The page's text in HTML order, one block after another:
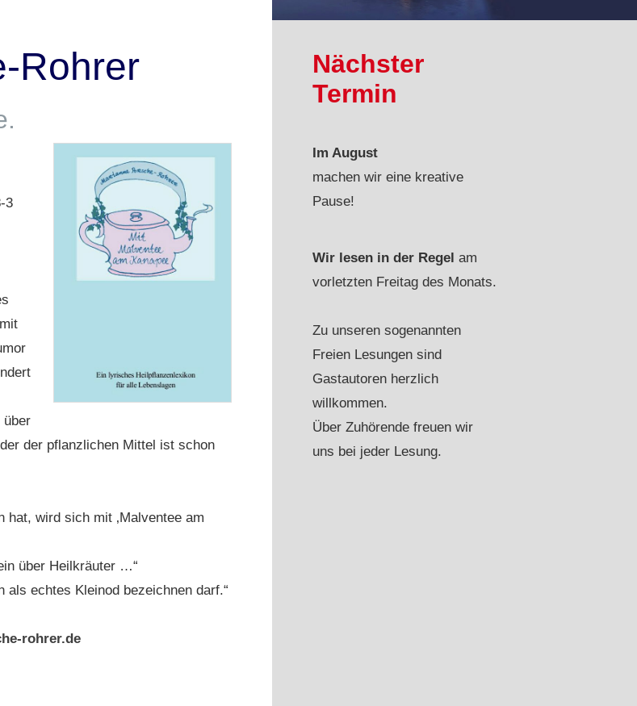
Rohrer
3
über
der pflanzlichen Mittel ist schon
wird sich mit ‚Malventee am
über Heilkräuter …“
echtes Kleinod bezeichnen darf.“
rohrer.de
Nächster
Termin
Im August
machen wir eine kreative
Pause!
Wir lesen in der Regel am
vorletzten Freitag des Monats.
Zu unseren sogenannten
Freien Lesungen sind
Gastautoren herzlich
willkommen.
Über Zuhörende freuen wir
uns bei jeder Lesung.